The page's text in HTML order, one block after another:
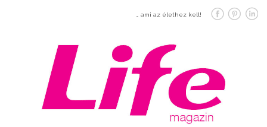
… ami az élethez kell!